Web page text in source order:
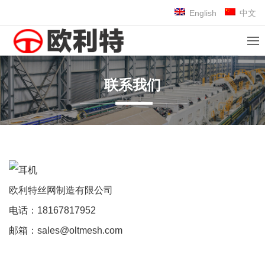
English 中文
联系我们
欧利特丝网制造有限公司
电话：18167817952
邮箱：sales@oltmesh.com